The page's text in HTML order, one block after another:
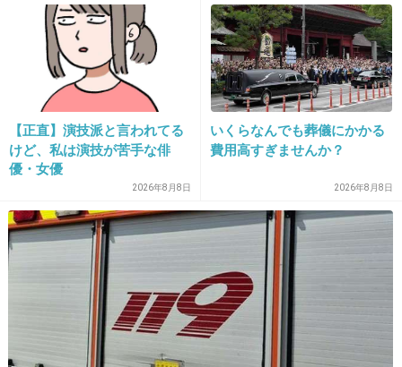
2013/04/29(月) 19:41:44
指原は秋元康と枕営業
出典：livedoor.blogimg.jp
出典：livedoor.blogimg.jp
+14
【正直】演技派と言われてる
けど、私は演技が苦手な俳
優・女優
2026年8月8日
いくらなんでも葬儀にかかる
費用高すぎませんか？
2026年8月8日